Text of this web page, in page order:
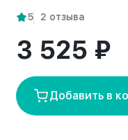
5 2 отзыва
3 525 ₽
Добавить в